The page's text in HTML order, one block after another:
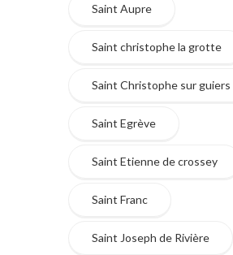
Saint Aupre
Saint christophe la grotte
Saint Christophe sur guiers
Saint Egrève
Saint Etienne de crossey
Saint Franc
Saint Joseph de Rivière